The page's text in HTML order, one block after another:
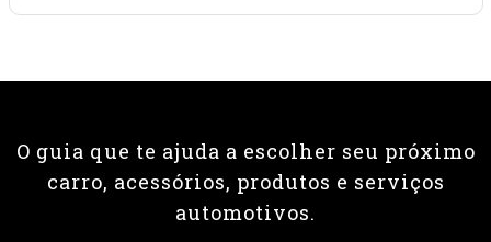
O guia que te ajuda a escolher seu próximo
carro, acessórios, produtos e serviços
automotivos.